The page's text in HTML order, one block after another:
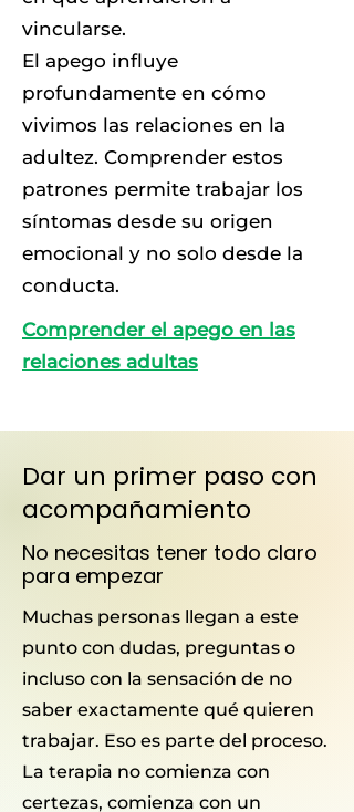
vincularse.
El apego influye
profundamente en cómo
vivimos las relaciones en la
adultez. Comprender estos
patrones permite trabajar los
síntomas desde su origen
emocional y no solo desde la
conducta.
Comprender el apego en las
relaciones adultas
Dar un primer paso con
acompañamiento
No necesitas tener todo claro
para empezar
Muchas personas llegan a este
punto con dudas, preguntas o
incluso con la sensación de no
saber exactamente qué quieren
trabajar. Eso es parte del proceso.
La terapia no comienza con
certezas, comienza con un